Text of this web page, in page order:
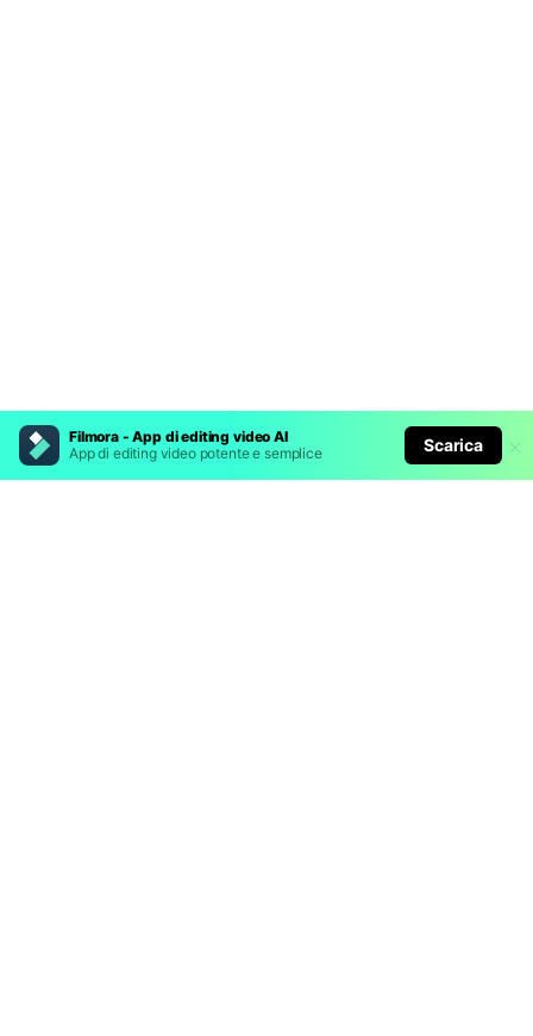
Filmora - App di editing video AI
App di editing video potente e semplice
Scarica